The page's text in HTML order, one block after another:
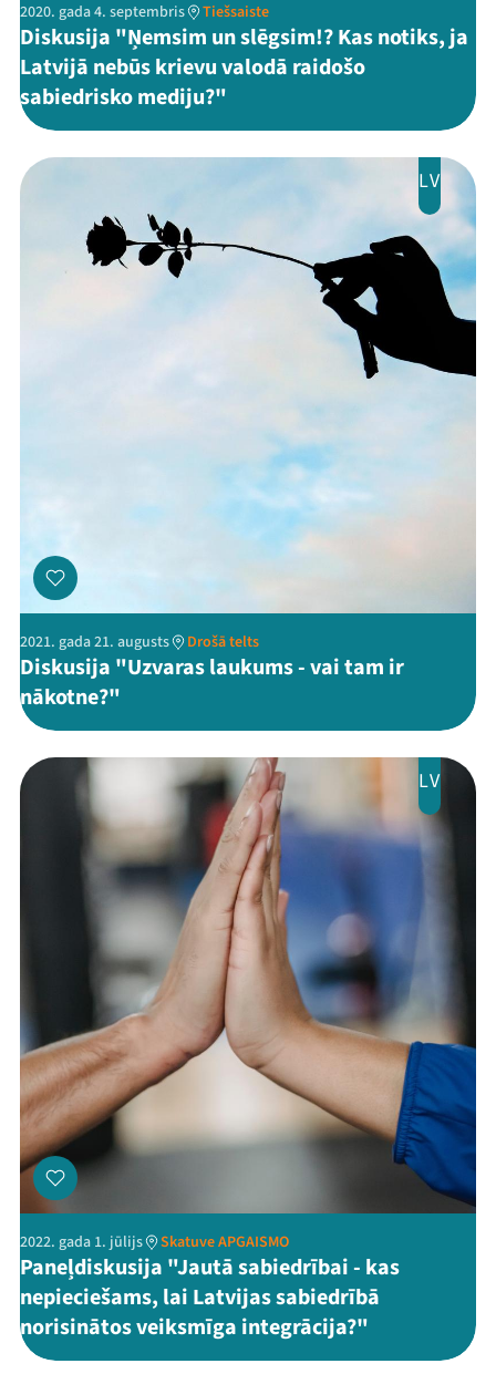
Mana programma
Festivāls
Programma
Arhīvs
2020. gada 4. septembris Tiešsaiste
Diskusija "Ņemsim un slēgsim!? Kas notiks, ja
Latvijā nebūs krievu valodā raidošo
sabiedrisko mediju?"
LV
2021. gada 21. augusts Drošā telts
Diskusija "Uzvaras laukums - vai tam ir
nākotne?"
LV
2022. gada 1. jūlijs Skatuve APGAISMO
Paneļdiskusija "Jautā sabiedrībai - kas
nepieciešams, lai Latvijas sabiedrībā
norisinātos veiksmīga integrācija?"